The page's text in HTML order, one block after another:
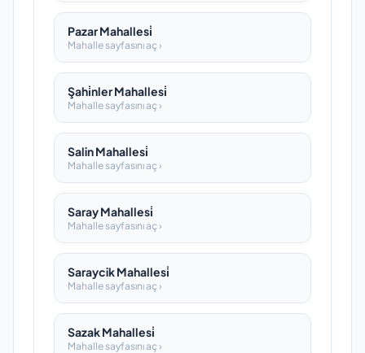
Pazar Mahallesi̇
Mahalle sayfasını aç ›
Şahi̇nler Mahallesi̇
Mahalle sayfasını aç ›
Salin Mahallesi̇
Mahalle sayfasını aç ›
Saray Mahallesi̇
Mahalle sayfasını aç ›
Saraycik Mahallesi̇
Mahalle sayfasını aç ›
Sazak Mahallesi̇
Mahalle sayfasını aç ›